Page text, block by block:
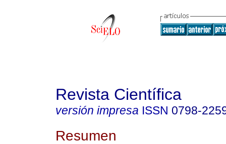
Revista Científica
versión impresa ISSN 0798-
Resumen